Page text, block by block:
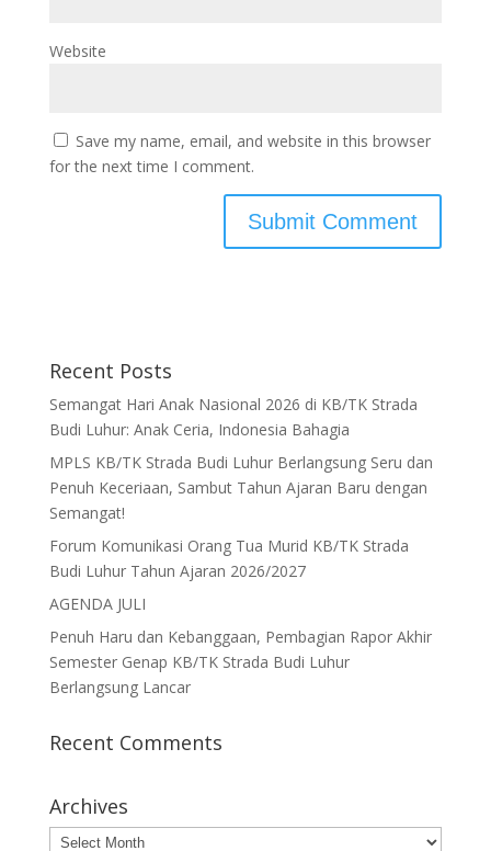
Website
Save my name, email, and website in this browser
for the next time I comment.
Recent Posts
Semangat Hari Anak Nasional 2026 di KB/TK Strada
Budi Luhur: Anak Ceria, Indonesia Bahagia
MPLS KB/TK Strada Budi Luhur Berlangsung Seru dan
Penuh Keceriaan, Sambut Tahun Ajaran Baru dengan
Semangat!
Forum Komunikasi Orang Tua Murid KB/TK Strada
Budi Luhur Tahun Ajaran 2026/2027
AGENDA JULI
Penuh Haru dan Kebanggaan, Pembagian Rapor Akhir
Semester Genap KB/TK Strada Budi Luhur
Berlangsung Lancar
Recent Comments
Archives
Archives